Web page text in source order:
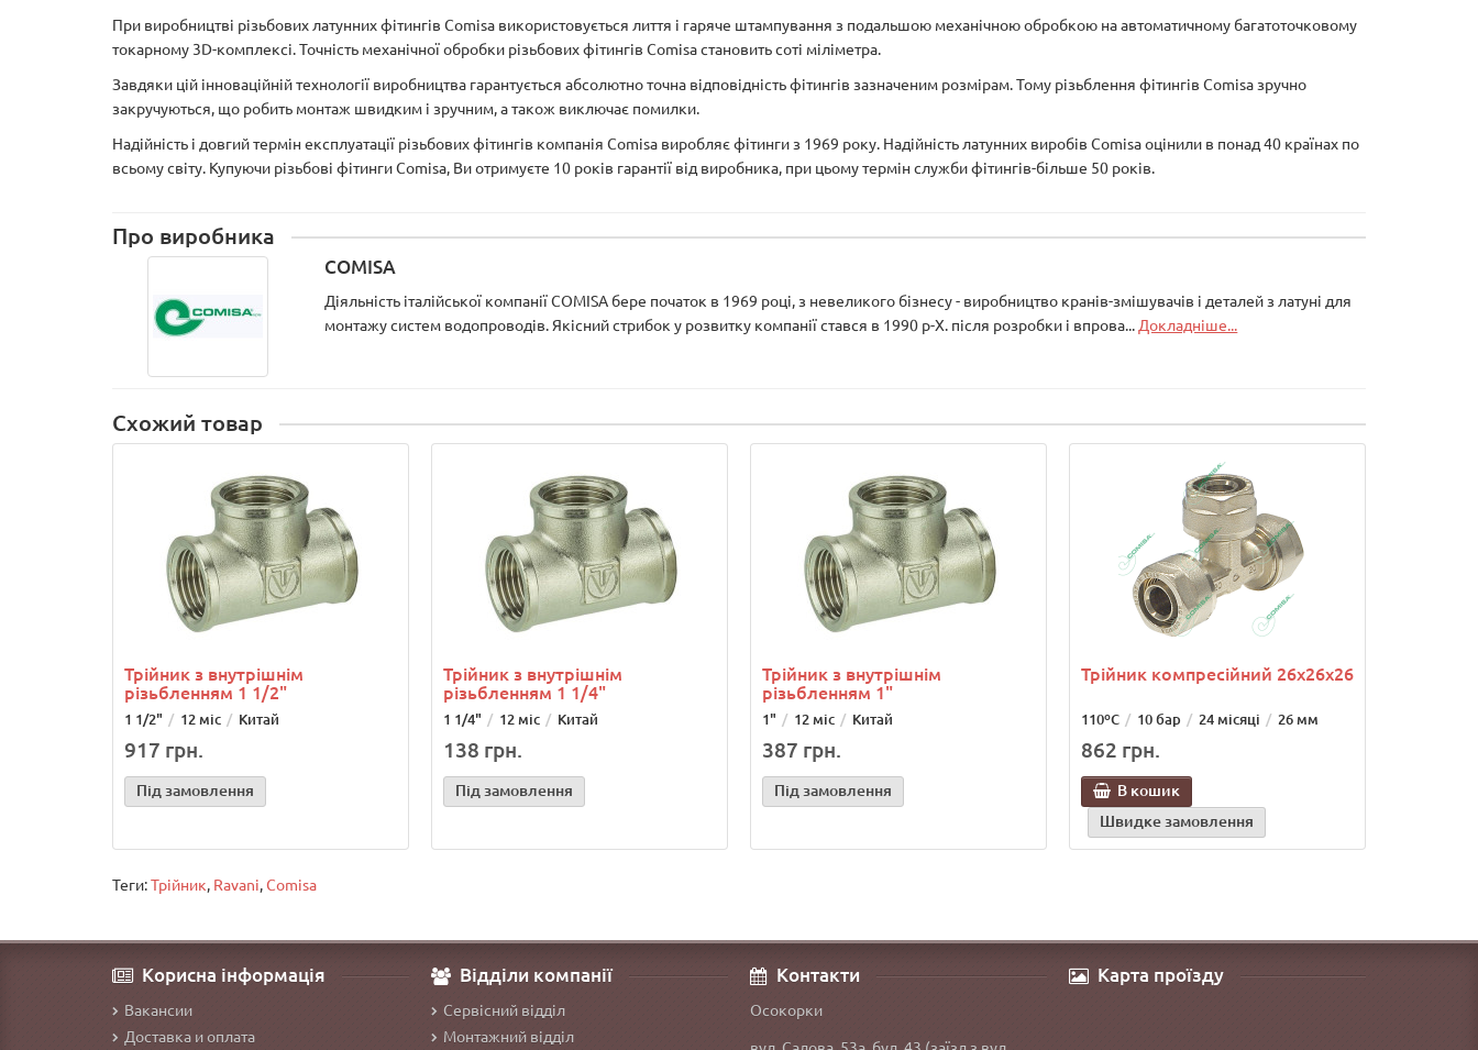
При виробництві різьбових латунних фітингів Comisa використовується лиття і гаряче штампування з подальшою механічною обробкою на автоматичному багатоточковому
токарному 3D-комплексі. Точність механічної обробки різьбових фітингів Comisa становить соті міліметра.
Завдяки цій інноваційній технології виробництва гарантується абсолютно точна відповідність фітингів зазначеним розмірам. Тому різьблення фітингів Comisa зручно
закручуються, що робить монтаж швидким і зручним, а також виключає помилки.
Надійність і довгий термін експлуатації різьбових фітингів компанія Comisa виробляє фітинги з 1969 року. Надійність латунних виробів Comisa оцінили в понад 40 країнах по
всьому світу. Купуючи різьбові фітинги Comisa, Ви отримуєте 10 років гарантії від виробника, при цьому термін служби фітингів-більше 50 років.
Про виробника
COMISA
Діяльність італійської компанії COMISA бере початок в 1969 році, з невеликого бізнесу - виробництво кранів-змішувачів і деталей з латуні для
монтажу систем водопроводів. Якісний стрибок у розвитку компанії стався в 1990 р-Х. після розробки і впрова... Докладніше...
Схожий товар
Трійник з внутрішнім
різьбленням 1 1/2"
1 1/2" 12 міс Китай
917 грн.
Під замовлення
Трійник з внутрішнім
різьбленням 1 1/4"
1 1/4" 12 міс Китай
138 грн.
Під замовлення
Трійник з внутрішнім
різьбленням 1"
1" 12 міс Китай
387 грн.
Під замовлення
Трійник компресійний 26х26х26
110ºС 10 бар 24 місяці 26 мм
862 грн.
В кошик
Швидке замовлення
Теги:Трійник, Ravani,Comisa
Корисна інформація
Вакансии
Доставка и оплата
Відділи компанії
Сервісний відділ
Монтажний відділ
Контакти
Осокорки
Карта проїзду